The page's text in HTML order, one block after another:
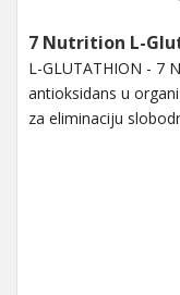
7 Nutrition L-
L-GLUTATHION - 7
antioksidans u
za eliminaciju